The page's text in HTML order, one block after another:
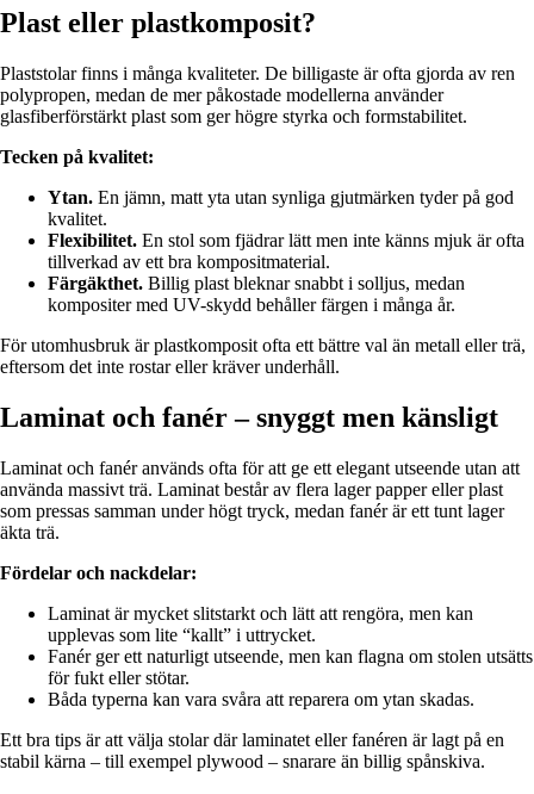
Plast eller plastkomposit?
Plaststolar finns i många kvaliteter. De billigaste är ofta gjorda av ren
polypropen, medan de mer påkostade modellerna använder
glasfiberförstärkt plast som ger högre styrka och formstabilitet.
Tecken på kvalitet:
Ytan. En jämn, matt yta utan synliga gjutmärken tyder på god
kvalitet.
Flexibilitet. En stol som fjädrar lätt men inte känns mjuk är ofta
tillverkad av ett bra kompositmaterial.
Färgäkthet. Billig plast bleknar snabbt i solljus, medan
kompositer med UV-skydd behåller färgen i många år.
För utomhusbruk är plastkomposit ofta ett bättre val än metall eller trä,
eftersom det inte rostar eller kräver underhåll.
Laminat och fanér – snyggt men känsligt
Laminat och fanér används ofta för att ge ett elegant utseende utan att
använda massivt trä. Laminat består av flera lager papper eller plast
som pressas samman under högt tryck, medan fanér är ett tunt lager
äkta trä.
Fördelar och nackdelar:
Laminat är mycket slitstarkt och lätt att rengöra, men kan
upplevas som lite “kallt” i uttrycket.
Fanér ger ett naturligt utseende, men kan flagna om stolen utsätts
för fukt eller stötar.
Båda typerna kan vara svåra att reparera om ytan skadas.
Ett bra tips är att välja stolar där laminatet eller fanéren är lagt på en
stabil kärna – till exempel plywood – snarare än billig spånskiva.